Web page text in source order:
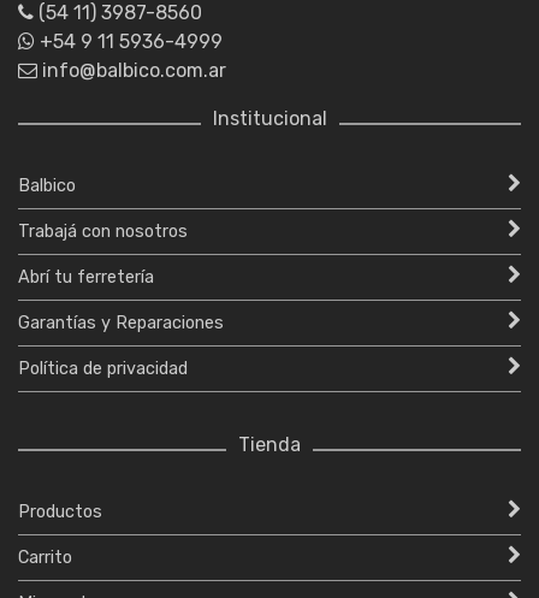
(54 11) 3987-8560
+54 9 11 5936-4999
info@balbico.com.ar
Institucional
Balbico
Trabajá con nosotros
Abrí tu ferretería
Garantías y Reparaciones
Política de privacidad
Tienda
Productos
Carrito